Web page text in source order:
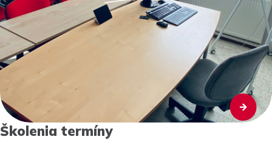
Školenia termíny